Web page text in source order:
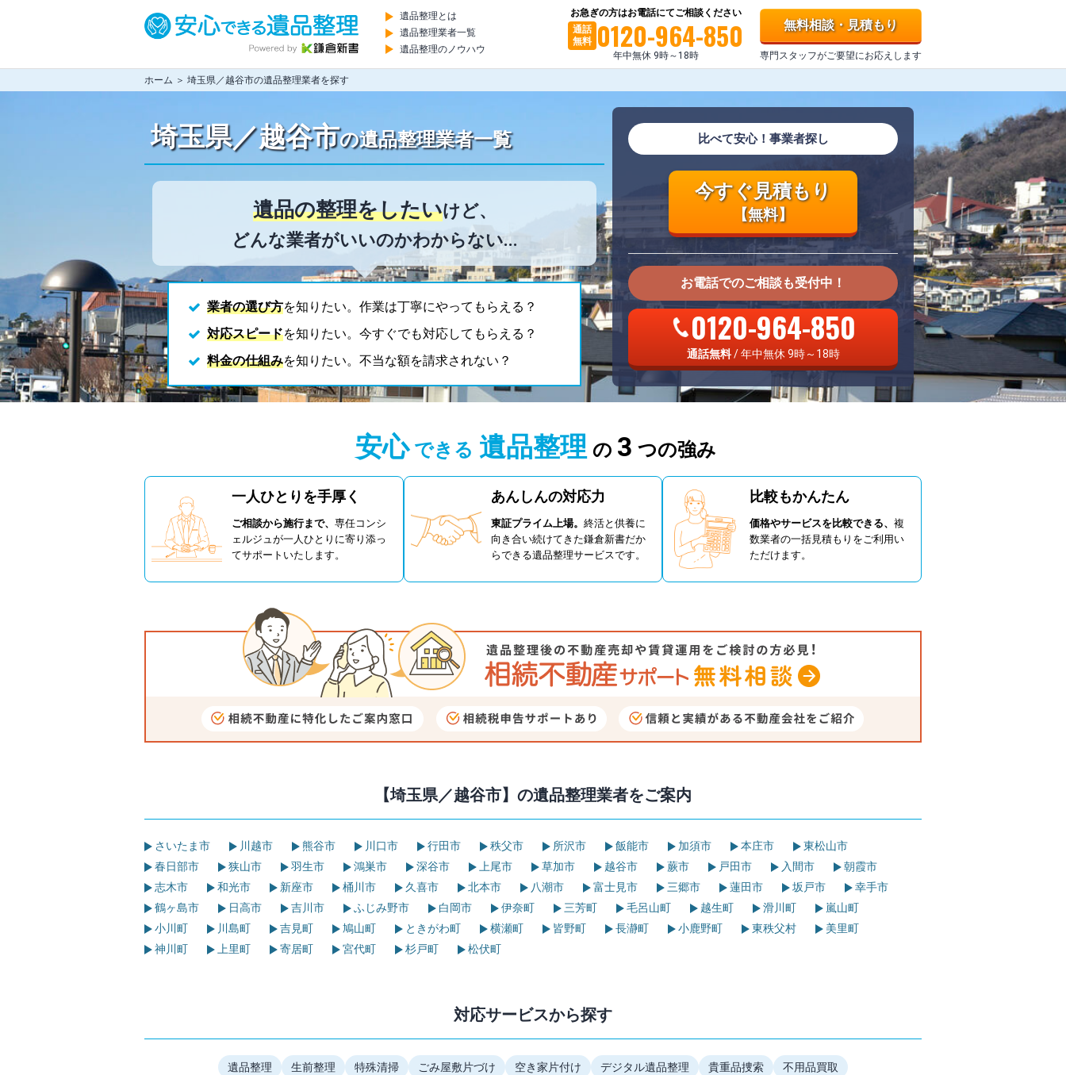
遺品整理とは
遺品整理業者一覧
遺品整理のノウハウ
お急ぎの方はお電話にてご相談ください
通話
無料 0120-964-850
年中無休 9時～18時
無料相談・見積もり
専門スタッフがご要望にお応えします
ホーム ＞ 埼玉県／越谷市の遺品整理業者を探す
埼玉県／越谷市の遺品整理業者一覧
遺品の整理をしたいけど、
どんな業者がいいのかわからない...
業者の選び方を知りたい。作業は丁寧にやってもらえる？
対応スピードを知りたい。今すぐでも対応してもらえる？
料金の仕組みを知りたい。不当な額を請求されない？
比べて安心！事業者探し
今すぐ見積もり
【無料】
お電話でのご相談も受付中！
0120-964-850
通話無料/ 年中無休 9時～18時
安心 できる 遺品整理 の 3 つの強み
一人ひとりを手厚く
ご相談から施行まで、 専任コンシ
ェルジュが一人ひとりに寄り添っ
てサポートいたします。
あんしんの対応力
東証プライム上場。 終活と供養に
向き合い続けてきた鎌倉新書だか
らできる遺品整理サービスです。
比較もかんたん
価格やサービスを比較できる、複
数業者の一括見積もりをご利用い
ただけます。
【埼玉県／越谷市】の遺品整理業者をご案内
さいたま市 川越市 熊谷市 川口市 行田市 秩父市 所沢市 飯能市 加須市 本庄市
東松山市
春日部市
狭山市 羽生市 鴻巣市 深谷市 上尾市 草加市 越谷市 蕨市 戸田市 入間市
朝霞市
志木市
和光市 新座市 桶川市 久喜市 北本市 八潮市 富士見市 三郷市 蓮田市 坂戸市
幸手市
鶴ヶ島市
日高市 吉川市 ふじみ野市 白岡市 伊奈町 三芳町 毛呂山町 越生町 滑川町
嵐山町
小川町
川島町 吉見町 鳩山町 ときがわ町 横瀬町 皆野町 長瀞町 小鹿野町 東秩父村
美里町
神川町
上里町 寄居町 宮代町 杉戸町 松伏町
対応サービスから探す
遺品整理 生前整理 特殊清掃 ごみ屋敷片づけ 空き家片付け デジタル遺品整理 貴重品捜索 不用品買取